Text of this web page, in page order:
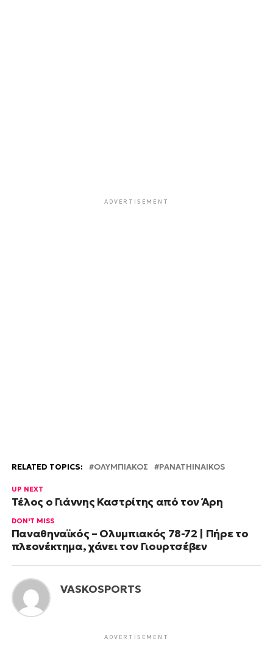
ADVERTISEMENT
RELATED TOPICS: OΛΥΜΠΙΑΚΟΣ PANATHINAIKOS
UP NEXT
Τέλος ο Γιάννης Καστρίτης από τον Άρη
DON'T MISS
Παναθηναϊκός – Ολυμπιακός 78-72 | Πήρε το
πλεονέκτημα, χάνει τον Γιουρτσέβεν
VASKOSPORTS
ADVERTISEMENT